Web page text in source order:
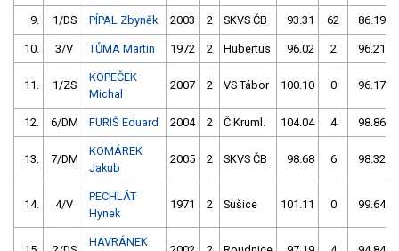
9. 1/DS PÍPAL Zbyněk 2003 2 SKVS ČB 93.31 62 86.19
10. 3/V TŮMA Martin 1972 2 Hubertus 96.02 2 96.21
11. 1/ZS
KOPEČEK
Michal
2007 2 VS Tábor 100.10 0 96.17
12. 6/DM FURIŠ Eduard 2004 2 Č.Kruml. 104.04 4 98.86
13. 7/DM
KOMÁREK
Jakub
2005 2 SKVS ČB 98.68 6 98.32
14. 4/V
PECHLÁT
Hynek
1971 2 Sušice 101.11 0 99.64
HAVRÁNEK